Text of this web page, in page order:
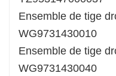
Ensemble de tige
WG9731430010
Ensemble de tige
WG9731430040